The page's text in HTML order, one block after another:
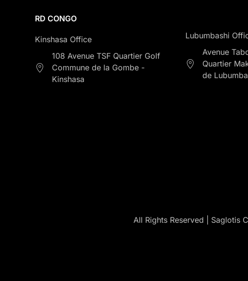
RD CONGO
Kinshasa Office
108 Avenue TSF Quartier Golf
Commune de la Gombe -
Kinshasa
Lubumbashi
Avenue
Quartier
de
All Rights Reserved | Saglotis